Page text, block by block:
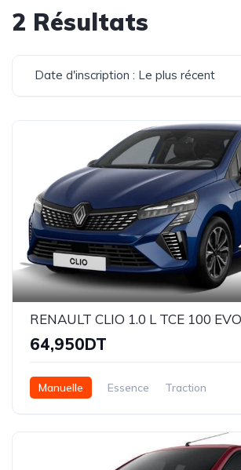
2 Résultats
Date d'inscription : Le plus récent
RENAULT CLIO 1.0 L TCE 100
64,950DT
Manuelle Essence Traction